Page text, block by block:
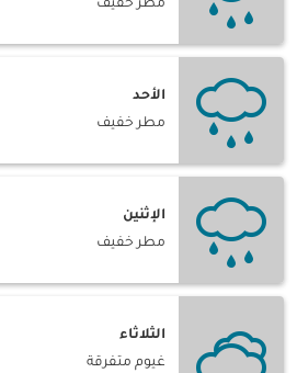
مطر خفيف
الأحد
مطر خفيف
الإثنين
مطر خفيف
الثلاثاء
غيوم متفرقة